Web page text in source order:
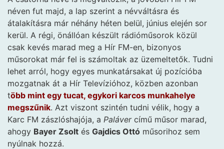
néven fut majd, a lap szerint a névváltásra és
átalakításra már néhány héten belül, június elején sor
kerül. A régi, önállóan készült rádióműsorok közül
csak kevés marad meg a Hír FM-en, bizonyos
műsorokat már fel is számoltak az üzemeltetők. Tudni
lehet arról, hogy egyes munkatársakat új pozícióba
mozgatnak át a Hír Televízióhoz, közben azonban
több mint egy tucat, egykori karcos munkahelye
megszűnik. Azt viszont szintén tudni vélik, hogy a
Karc FM zászlóshajója, a Palávercímű műsor marad,
ahogy Bayer Zsolt és Gajdics Ottó műsorihoz sem
nyúlnak hozzá.